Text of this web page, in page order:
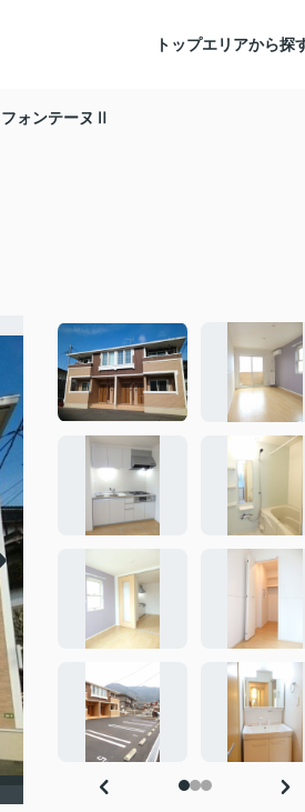
トップエリアから探
ォンテーヌⅡ